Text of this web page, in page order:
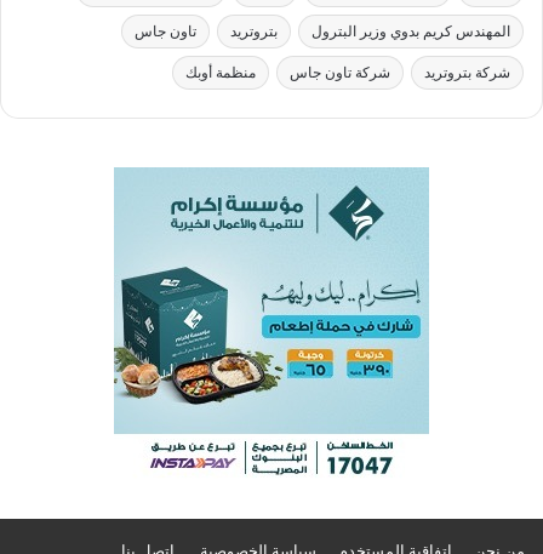
المهندس كريم بدوي وزير البترول بتروتريد تاون جاس
شركة بتروتريد شركة تاون جاس منظمة أوبك